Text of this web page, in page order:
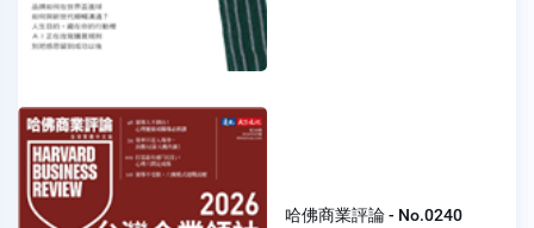
哈佛商業評論 - No.0240